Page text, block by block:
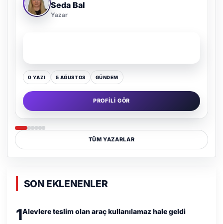
Adem Demir
Yazar
0 YAZI 16 TEMMUZ GÜNDEM
PROFILI GÖR
TÜM YAZARLAR
SON EKLENENLER
1Alevlere teslim olan araç kullanılamaz hale geldi